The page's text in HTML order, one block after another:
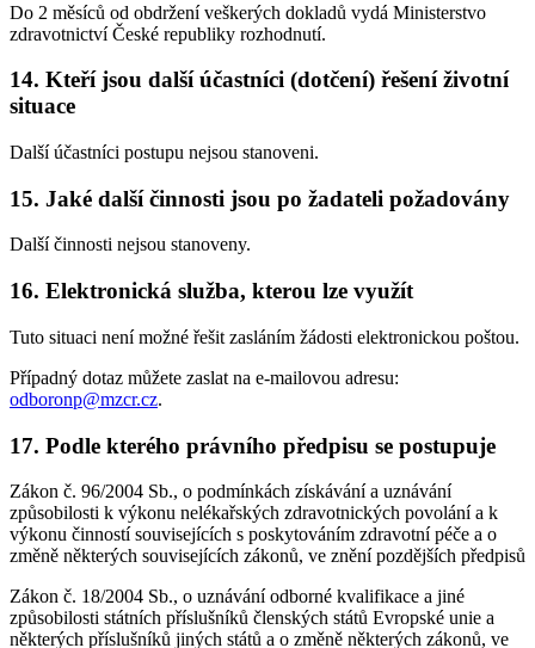
Do 2 měsíců od obdržení veškerých dokladů vydá Ministerstvo
zdravotnictví České republiky rozhodnutí.
14. Kteří jsou další účastníci (dotčení) řešení životní
situace
Další účastníci postupu nejsou stanoveni.
15. Jaké další činnosti jsou po žadateli požadovány
Další činnosti nejsou stanoveny.
16. Elektronická služba, kterou lze využít
Tuto situaci není možné řešit zasláním žádosti elektronickou poštou.
Případný dotaz můžete zaslat na e-mailovou adresu:
odboronp@mzcr.cz.
17. Podle kterého právního předpisu se postupuje
Zákon č. 96/2004 Sb., o podmínkách získávání a uznávání
způsobilosti k výkonu nelékařských zdravotnických povolání a k
výkonu činností souvisejících s poskytováním zdravotní péče a o
změně některých souvisejících zákonů, ve znění pozdějších předpisů
Zákon č. 18/2004 Sb., o uznávání odborné kvalifikace a jiné
způsobilosti státních příslušníků členských států Evropské unie a
některých příslušníků jiných států a o změně některých zákonů, ve